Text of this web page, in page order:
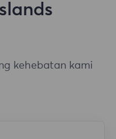
kehebatan kami